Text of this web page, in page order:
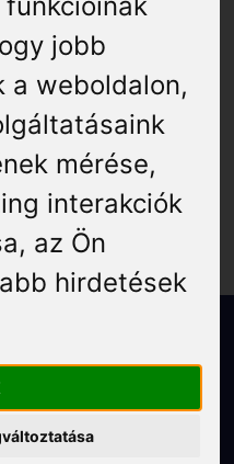
jobb
a weboldalon,
mérése,
interakciók
, az Ön
hirdetések
Adatkezelési tájékoztató
2026